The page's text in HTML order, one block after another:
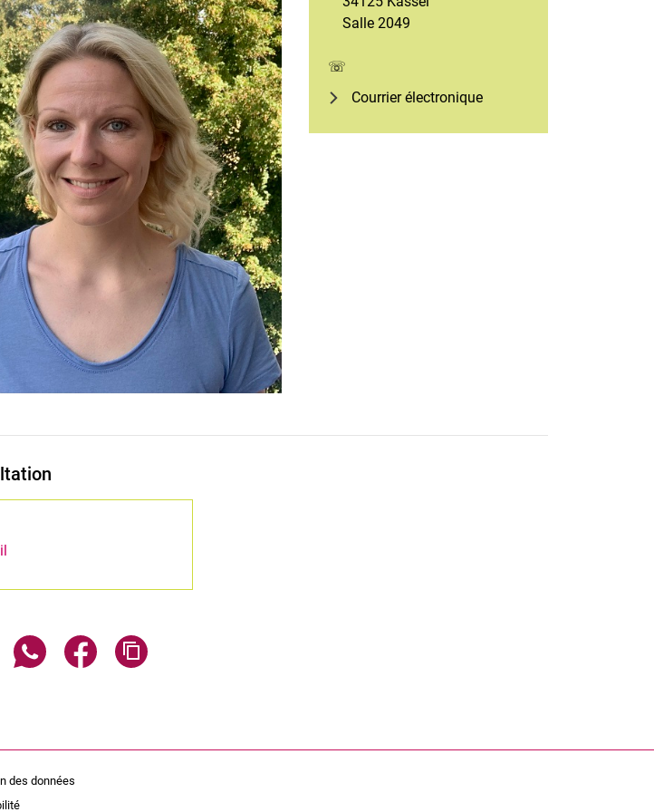
Salle 2049
☏
Courrier électronique
Share page via email
Share page via WhatsApp (external link, opens in a new window)
Share page via Facebook (external link, opens in a new window)
des données